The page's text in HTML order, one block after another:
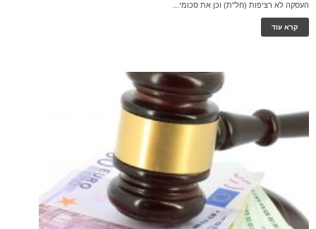
העסקה לא רציפות (חל"ת) וכן את סכומי...
קרא עוד